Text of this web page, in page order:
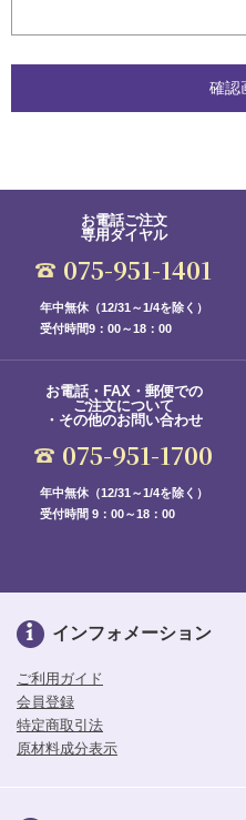
お電話ご注文
専用ダイヤル
075-951-1401
年中無休（12/31～1/4を除く）
受付時間9：00～18：00
お電話・FAX・郵便での
ご注文について
・その他のお問い合わせ
075-951-1700
年中無休（12/31～1/4を除く）
受付時間 9：00～18：00
インフォメーション
ご利用ガイド
会員登録
特定商取引法
原材料成分表示